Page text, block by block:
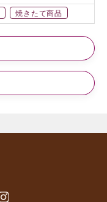
焼きたて商品